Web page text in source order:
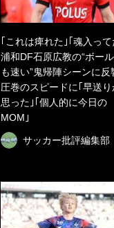
｢これは痺れた｣｢魂入って
浦和DF石原広教の“ボー
も速い”鬼帰陣シーンに反
圧巻のスピードに｢早送り
思った｣｢個人的に今日の
MOM｣
サッカー批評編集部